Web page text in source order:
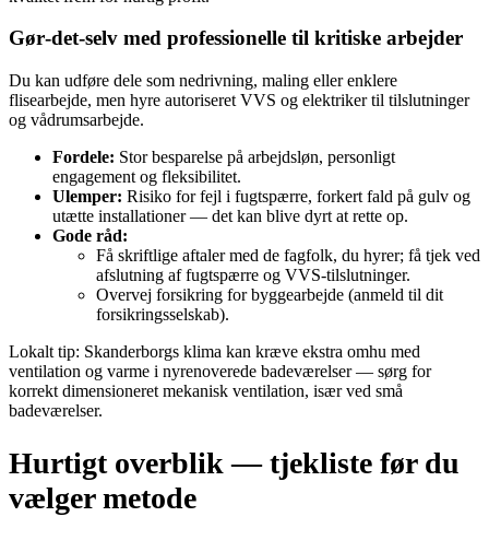
Gør‑det‑selv med professionelle til kritiske arbejder
Du kan udføre dele som nedrivning, maling eller enklere
flisearbejde, men hyre autoriseret VVS og elektriker til tilslutninger
og vådrumsarbejde.
Fordele: Stor besparelse på arbejdsløn, personligt
engagement og fleksibilitet.
Ulemper: Risiko for fejl i fugtspærre, forkert fald på gulv og
utætte installationer — det kan blive dyrt at rette op.
Gode råd:
Få skriftlige aftaler med de fagfolk, du hyrer; få tjek ved
afslutning af fugtspærre og VVS‑tilslutninger.
Overvej forsikring for byggearbejde (anmeld til dit
forsikringsselskab).
Lokalt tip: Skanderborgs klima kan kræve ekstra omhu med
ventilation og varme i nyrenoverede badeværelser — sørg for
korrekt dimensioneret mekanisk ventilation, især ved små
badeværelser.
Hurtigt overblik — tjekliste før du
vælger metode